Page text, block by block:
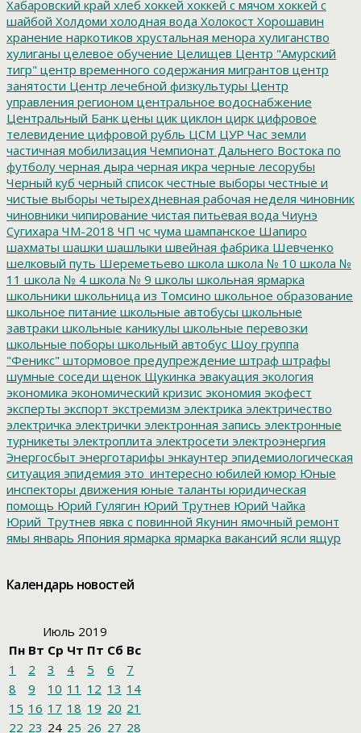
Хабаровский край хлеб хоккей хоккей с мячом хоккей с
шайбой Холдоми холодная вода Холокост Хорошавин
хранение наркотиков хрустальная менора хулиганство
хулиганы целевое обучение Целищев Центр "Амурский
тигр" центр временного содержания мигрантов центр
занятости Центр лечебной физкультуры Центр
управления регионом центральное водоснабжение
Центральный Банк цены цик циклон цирк цифровое
телевидение цифровой рубль ЦСМ ЦУР Час земли
частичная мобилизация Чемпионат Дальнего Востока по
футболу черная дыра черная икра черные лесорубы
Черный куб черный список честные выборы честные и
чистые выборы четырехдневная рабочая неделя чиновник
чиновники чипирование чистая питьевая вода Чиунэ
Сугихара ЧМ-2018 ЧП чс чума шампанское Шапиро
шахматы шашки шашлыки швейная фабрика Шевченко
шелковый путь Шереметьево школа школа № 10 школа №
11 школа № 4 школа № 9 школы школьная ярмарка
школьники школьница из Томсино школьное образование
школьное питание школьные автобусы школьные
завтраки школьные каникулы школьные перевозки
школьные поборы школьный автобус Шоу группа
"Феникс" штормовое предупреждение штраф штрафы
шумные соседи щенок Щукинка эвакуация экология
экономика экономический кризис экономия экофест
эксперты экспорт экстремизм электрика электричество
электричка электрички электронная запись электронные
турникеты электроплита электросети электроэнергия
Энергосбыт энерготарифы энкаунтер эпидемиологическая
ситуация эпидемия это_интересно юбилей юмор Юные
инспекторы движения юные таланты юридическая
помощь Юрий Гулягин Юрий Трутнев Юрий Чайка
Юрий_Трутнев явка с повинной Якунин ямочный ремонт
ямы январь Япония ярмарка ярмарка вакансий ясли ящур
Календарь новостей
Июль 2019
Пн Вт Ср Чт Пт Сб Вс
1
2 3 4 5 6
7
8
9 10 11 12 13 14
15 16 17 18 19 20 21
22 23 24 25 26 27 28